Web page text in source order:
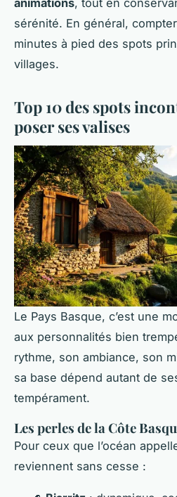
animations, tout en
sérénité. En général,
minutes à pied des spots
villages.
Top 10 des spots
poser ses valises
Le Pays Basque, c’est une
aux personnalités bien
rythme, son ambiance, son
sa base dépend autant de
tempérament.
Les perles de la Côte
Pour ceux que l’océan
reviennent sans cesse :